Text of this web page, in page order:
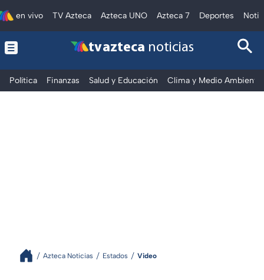
en vivo TV Azteca Azteca UNO Azteca 7 Deportes
tv azteca noticias
Política Finanzas Salud y Educación Clima y Medio Ambiente
Azteca Noticias Estados Video